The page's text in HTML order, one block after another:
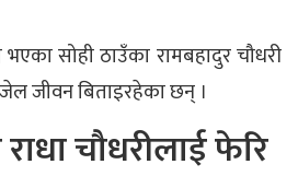
सोही ठाउँका रामबहादुर चौधरी
जीवन बिताइरहेका छन् ।
राधा चौधरीलाई फेरि